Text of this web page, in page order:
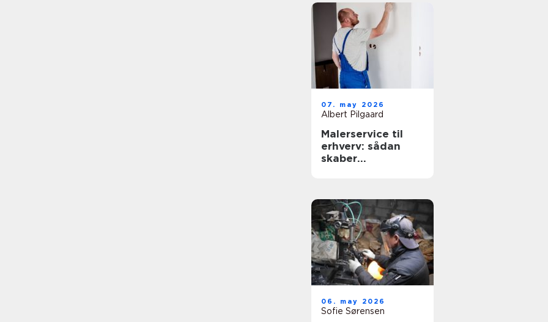
07. may 2026
Albert Pilgaard
Malerservice til
erhverv: sådan
skaber
virksomheder
06. may 2026
Sofie Sørensen